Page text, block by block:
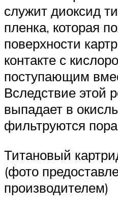
служит диоксид
пленка, которая
поверхности
контакте с
поступающим
Вследствие этой
выпадает в
фильтруются
Титановый
(фото
производителем)